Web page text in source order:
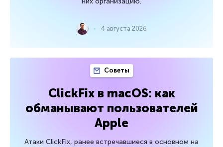
4 августа 2026
Советы
ClickFix в macOS: как
обманывают пользователей
Apple
Атаки ClickFix, ранее встречавшиеся в основном на